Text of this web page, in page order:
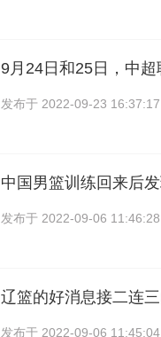
9月24日和25日，中
发布于 2022-09-23 16:37:17
中国男篮训练回来后
发布于 2022-09-06 11:46:28
辽篮的好消息接二连
发布于 2022-09-06 11:45:04